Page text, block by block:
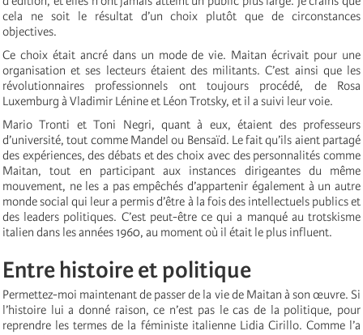
cela ne soit le résultat d’un choix plutôt que de circonstances
objectives.
Ce choix était ancré dans un mode de vie. Maitan écrivait pour une
organisation et ses lecteurs étaient des militants. C’est ainsi que les
révolutionnaires professionnels ont toujours procédé, de Rosa
Luxemburg à Vladimir Lénine et Léon Trotsky, et il a suivi leur voie.
Mario Tronti et Toni Negri, quant à eux, étaient des professeurs
d’université, tout comme Mandel ou Bensaïd. Le fait qu’ils aient partagé
des expériences, des débats et des choix avec des personnalités comme
Maitan, tout en participant aux instances dirigeantes du même
mouvement, ne les a pas empêchés d’appartenir également à un autre
monde social qui leur a permis d’être à la fois des intellectuels publics et
des leaders politiques. C’est peut-être ce qui a manqué au trotskisme
italien dans les années 1960, au moment où il était le plus influent.
Entre histoire et politique
Permettez-moi maintenant de passer de la vie de Maitan à son œuvre. Si
l’histoire lui a donné raison, ce n’est pas le cas de la politique, pour
reprendre les termes de la féministe italienne Lidia Cirillo. Comme l’a